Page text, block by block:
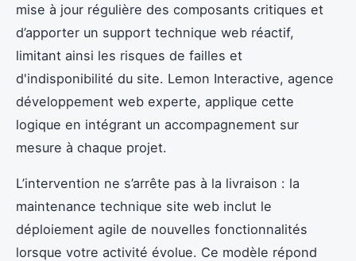
mise à jour régulière des composants critiques et
d’apporter un support technique web réactif,
limitant ainsi les risques de failles et
d'indisponibilité du site. Lemon Interactive, agence
développement web experte, applique cette
logique en intégrant un accompagnement sur
mesure à chaque projet.
L’intervention ne s’arrête pas à la livraison : la
maintenance technique site web inclut le
déploiement agile de nouvelles fonctionnalités
lorsque votre activité évolue. Ce modèle répond